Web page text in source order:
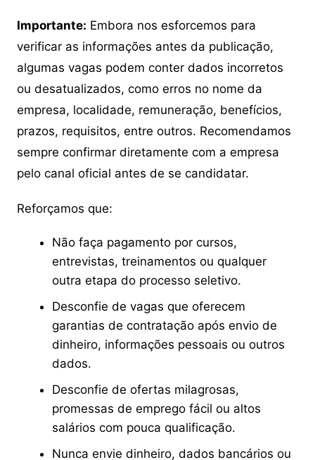
Importante: Embora nos esforcemos para
verificar as informações antes da publicação,
algumas vagas podem conter dados incorretos
ou desatualizados, como erros no nome da
empresa, localidade, remuneração, benefícios,
prazos, requisitos, entre outros. Recomendamos
sempre confirmar diretamente com a empresa
pelo canal oficial antes de se candidatar.
Reforçamos que:
Não faça pagamento por cursos,
entrevistas, treinamentos ou qualquer
outra etapa do processo seletivo.
Desconfie de vagas que oferecem
garantias de contratação após envio de
dinheiro, informações pessoais ou outros
dados.
Desconfie de ofertas milagrosas,
promessas de emprego fácil ou altos
salários com pouca qualificação.
Nunca envie dinheiro, dados bancários ou